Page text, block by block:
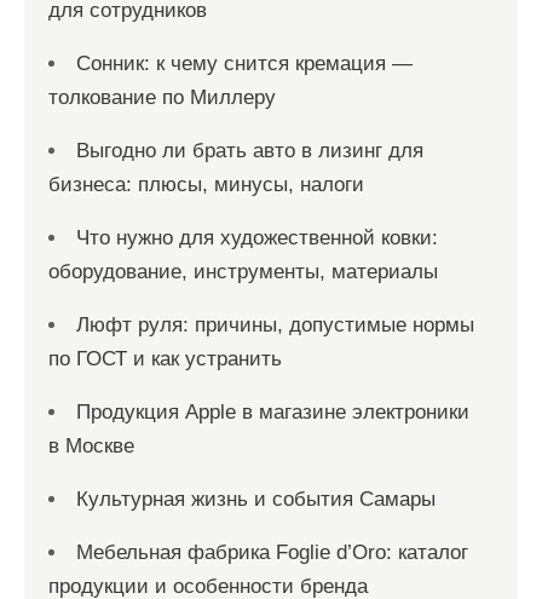
для сотрудников
Сонник: к чему снится кремация —
толкование по Миллеру
Выгодно ли брать авто в лизинг для
бизнеса: плюсы, минусы, налоги
Что нужно для художественной ковки:
оборудование, инструменты, материалы
Люфт руля: причины, допустимые нормы
по ГОСТ и как устранить
Продукция Apple в магазине электроники
в Москве
Культурная жизнь и события Самары
Мебельная фабрика Foglie d’Oro: каталог
продукции и особенности бренда